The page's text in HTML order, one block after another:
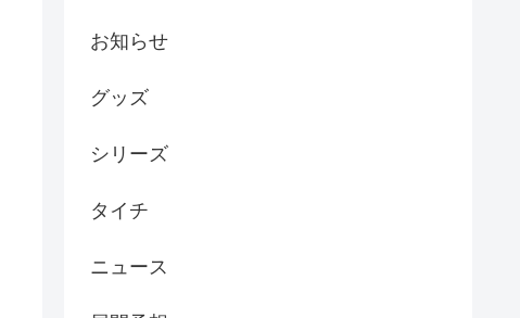
お知らせ
グッズ
シリーズ
タイチ
ニュース